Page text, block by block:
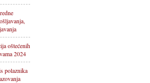
oštećenih
2024
polaznika